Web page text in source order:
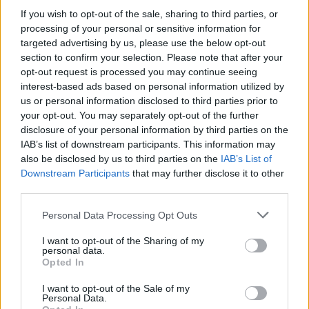
If you wish to opt-out of the sale, sharing to third parties, or
processing of your personal or sensitive information for
targeted advertising by us, please use the below opt-out
section to confirm your selection. Please note that after your
opt-out request is processed you may continue seeing
interest-based ads based on personal information utilized by
us or personal information disclosed to third parties prior to
your opt-out. You may separately opt-out of the further
disclosure of your personal information by third parties on the
IAB’s list of downstream participants. This information may
also be disclosed by us to third parties on the IAB’s List of
Downstream Participants that may further disclose it to other
Personal Data Processing Opt Outs
I want to opt-out of the Sharing of my
personal data.
Opted In
I want to opt-out of the Sale of my
Personal Data.
mariusz13
Brak Narządów Płciowych u Dziecka
Dzień Dobry wszystkim szukam pomocy u córki
(18lat) wykryto brak narządów płciowych i
zniekształconą pochwe czy ma ktoś do jakiegoś
plastyka namiary godnego polecenia nie za
miliony Dziękuję
Forum: Ginekologia - forum dla rodziny i
pacjentki
POWIĄZANE
Tematy przezierność karkowa spirala
embolizacja mięśniaków macicy
ropień gruczołu bartholina
Reklama: